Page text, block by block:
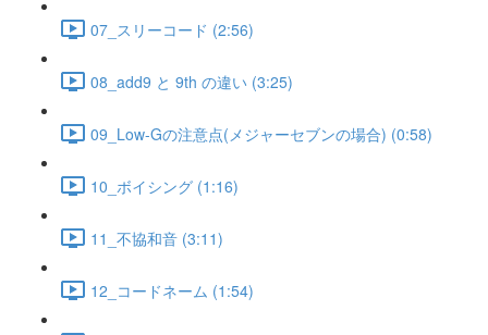
07_スリーコード (2:56)
08_add9 と 9th の違い (3:25)
09_Low-Gの注意点(メジャーセブンの場合) (0:58)
10_ボイシング (1:16)
11_不協和音 (3:11)
12_コードネーム (1:54)